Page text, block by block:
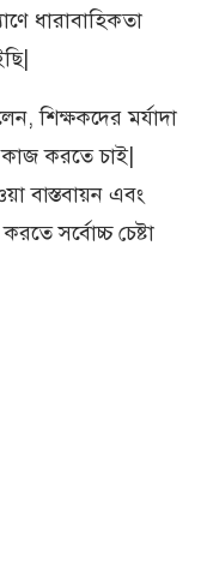
ধারাবাহিকতা
শিক্ষকদের মর্যাদা
করতে চাই|
বাস্তবায়ন এবং
সর্বোচ্চ চেষ্টা